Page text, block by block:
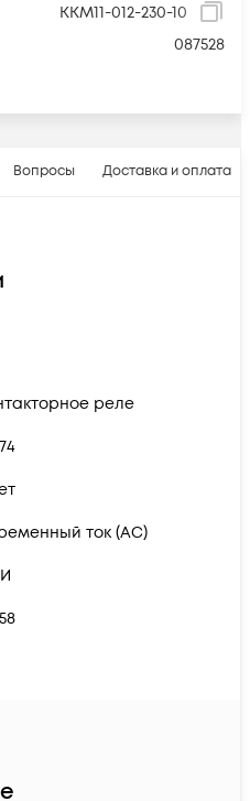
KKM11-012-230-10
087528
Вопросы Доставка и оплата
реле
ток (AC)